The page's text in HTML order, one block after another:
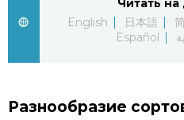
Читать
English
日本語
Español
Разнообразие